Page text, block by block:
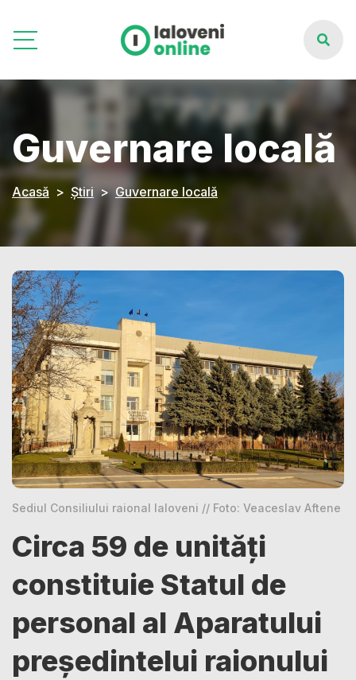
Guvernare locală
Acasă Știri Guvernare locală
Sediul Consiliului raional Ialoveni // Foto: Veaceslav Aftene
Circa 59 de unități
constituie Statul de
personal al Aparatului
președintelui raionului